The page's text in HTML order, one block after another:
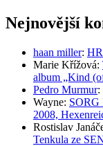
Nejnovější
haan miller:
Marie Křížová:
album „Kind
Pedro Murmur:
Wayne:
2008,
Rostislav
Tenkula ze